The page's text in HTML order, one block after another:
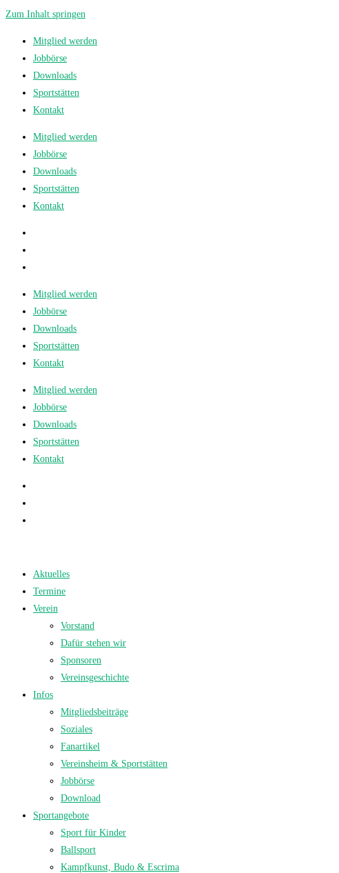
Zum Inhalt springen
Mitglied werden
Jobbörse
Downloads
Sportstätten
Kontakt
Mitglied werden
Jobbörse
Downloads
Sportstätten
Kontakt
Mitglied werden
Jobbörse
Downloads
Sportstätten
Kontakt
Mitglied werden
Jobbörse
Downloads
Sportstätten
Kontakt
Aktuelles
Termine
Verein
Vorstand
Dafür stehen wir
Sponsoren
Vereinsgeschichte
Infos
Mitgliedsbeiträge
Soziales
Fanartikel
Vereinsheim & Sportstätten
Jobbörse
Download
Sportangebote
Sport für Kinder
Ballsport
Kampfkunst, Budo & Escrima